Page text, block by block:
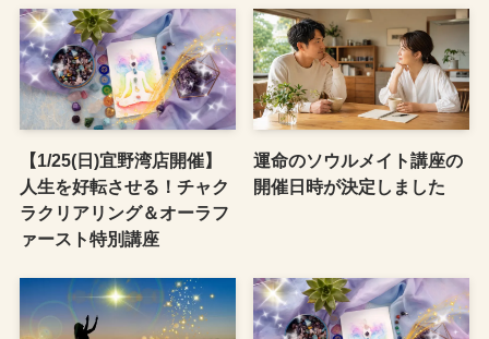
【1/25(日)宜野湾店開催】
人生を好転させる！チャク
ラクリアリング＆オーラフ
ァースト特別講座
運命のソウルメイト講座の
開催日時が決定しました